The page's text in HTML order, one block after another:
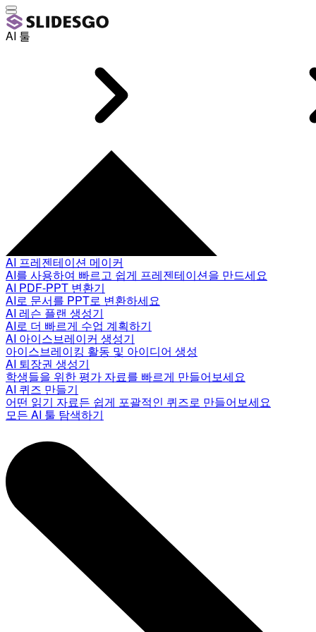
AI 툴
AI 프레젠테이션 메이커
AI를 사용하여 빠르고 쉽게 프레젠테이션을 만드세요
AI PDF-PPT 변환기
AI로 문서를 PPT로 변환하세요
AI 레슨 플랜 생성기
AI로 더 빠르게 수업 계획하기
AI 아이스브레이커 생성기
아이스브레이킹 활동 및 아이디어 생성
AI 퇴장권 생성기
학생들을 위한 평가 자료를 빠르게 만들어보세요
AI 퀴즈 만들기
어떤 읽기 자료든 쉽게 포괄적인 퀴즈로 만들어보세요
모든 AI 툴 탐색하기